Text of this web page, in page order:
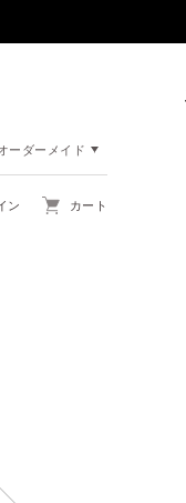
ーダーメイド
ン カート